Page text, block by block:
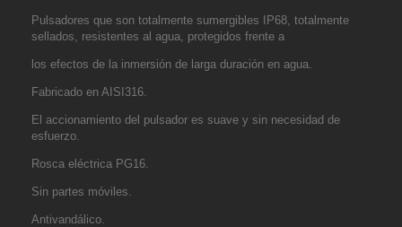
Pulsadores que son totalmente sumergibles IP68, totalmente
sellados, resistentes al agua, protegidos frente a
los efectos de la inmersión de larga duración en agua.
Fabricado en AISI316.
El accionamiento del pulsador es suave y sin necesidad de
esfuerzo.
Rosca eléctrica PG16.
Sin partes móviles.
Antivandálico.